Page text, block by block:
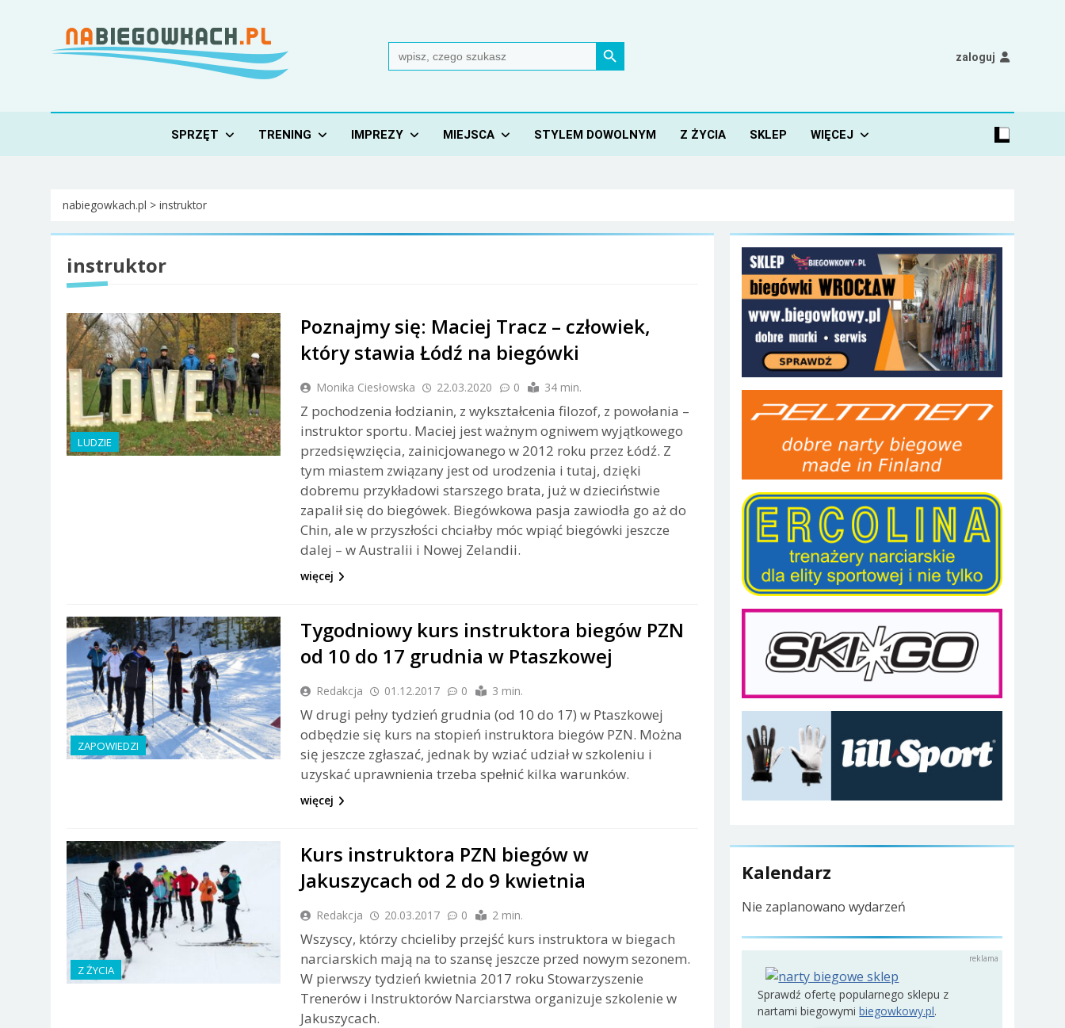
Nabiegowkach.pl
Search
for:
Search Button
zaloguj
SPRZĘT TRENING IMPREZY MIEJSCA STYLEM DOWOLNYM Z ŻYCIA SKLEP WIĘCEJ
nabiegowkach.pl > instruktor
instruktor
LUDZIE
Poznajmy się: Maciej Tracz – człowiek,
który stawia Łódź na biegówki
Monika Ciesłowska 22.03.2020 0 34 min.
Z pochodzenia łodzianin, z wykształcenia filozof, z powołania –
instruktor sportu. Maciej jest ważnym ogniwem wyjątkowego
przedsięwzięcia, zainicjowanego w 2012 roku przez Łódź. Z
tym miastem związany jest od urodzenia i tutaj, dzięki
dobremu przykładowi starszego brata, już w dzieciństwie
zapalił się do biegówek. Biegówkowa pasja zawiodła go aż do
Chin, ale w przyszłości chciałby móc wpiąć biegówki jeszcze
dalej – w Australii i Nowej Zelandii.
więcej
ZAPOWIEDZI
Tygodniowy kurs instruktora biegów PZN
od 10 do 17 grudnia w Ptaszkowej
Redakcja 01.12.2017 0 3 min.
W drugi pełny tydzień grudnia (od 10 do 17) w Ptaszkowej
odbędzie się kurs na stopień instruktora biegów PZN. Można
się jeszcze zgłaszać, jednak by wziać udział w szkoleniu i
uzyskać uprawnienia trzeba spełnić kilka warunków.
więcej
Z ŻYCIA
Kurs instruktora PZN biegów w
Jakuszycach od 2 do 9 kwietnia
Redakcja 20.03.2017 0 2 min.
Wszyscy, którzy chcieliby przejść kurs instruktora w biegach
narciarskich mają na to szansę jeszcze przed nowym sezonem.
W pierwszy tydzień kwietnia 2017 roku Stowarzyszenie
Trenerów i Instruktorów Narciarstwa organizuje szkolenie w
Jakuszycach.
Kalendarz
Nie zaplanowano wydarzeń
Sprawdź ofertę popularnego sklepu z
nartami biegowymibiegowkowy.pl.